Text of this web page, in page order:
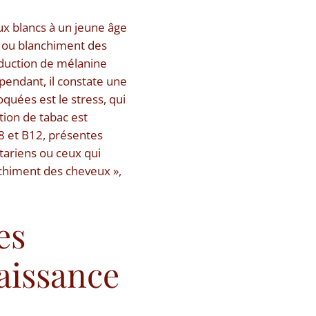
blancs à un jeune âge
blanchiment des
de mélanine
il constate une
est le stress, qui
de tabac est
et B12, présentes
ou ceux qui
des cheveux »,